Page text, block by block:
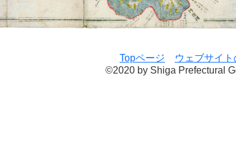
前の記事へ: 土木・建築
Topページ ウェブサイ
©2020 by Shiga Prefectural